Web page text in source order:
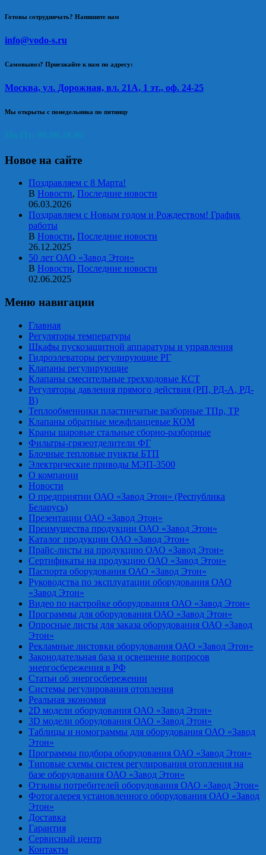
Готовы сотрудничать? Напишите нам
info@vodo-s.ru
Самовывоз? Приезжайте к нам по адресу:
Москва, ул. Дорожная, вл. 21А, 1 эт., оф. 24-25
Мы открыты с понедельника по пятницу
Новое на сайте
Поздравляем с 8 Марта!
В Новости, Последние новости
06.03.2026
Поздравляем с Новым годом и Рождеством! График
работы
В Новости, Последние новости
26.12.2025
50 лет ОАО «Завод Этон»
В Новости, Последние новости
02.06.2025
Меню навигации
Главная
Регуляторы температуры
Шкафы пускозащитной аппаратуры и управления
Гидроэлеваторы регулирующие РГ
Клапаны регулирующие
Клапаны смесительные трехходовые КСТ
Регуляторы давления прямого действия (РП, РД-А, РД-
В)
Теплообменники пластинчатые разборные ТПр, ТР
Клапаны обратные межфланцевые КОМ
Краны шаровые стальные сборно-разборные
Фильтры-грязеотделители ФГ
Блочные тепловые пункты БТП
Электрические приводы МЭП-3500
О компании
Новости
О предприятии ОАО «Завод Этон» (Республика
Беларусь)
Презентации ОАО «Завод Этон»
Преимущества продукции ОАО «Завод Этон»
Каталог продукции ОАО «Завод Этон»
Прайс-листы на продукцию ОАО «Завод Этон»
Сертификаты на продукцию ОАО «Завод Этон»
Паспорта оборудования ОАО «Завод Этон»
Руководства по эксплуатации оборудования ОАО
«Завод Этон»
Видео по настройке оборудования ОАО «Завод Этон»
Программы для оборудования ОАО «Завод Этон»
Опросные листы для заказа оборудования ОАО «Завод
Этон»
Рекламные листовки оборудования ОАО «Завод Этон»
Законодательная база и освещение вопросов
энергосбережения в РФ
Статьи об энергосбережении
Системы регулирования отопления
Реальная экономия
2D модели оборудования ОАО «Завод Этон»
3D модели оборудования ОАО «Завод Этон»
Таблицы и номограммы для оборудования ОАО «Завод
Этон»
Программы подбора оборудования ОАО «Завод Этон»
Типовые схемы систем регулирования отопления на
базе оборудования ОАО «Завод Этон»
Отзывы потребителей оборудования ОАО «Завод Этон»
Фотогалерея установленного оборудования ОАО «Завод
Этон»
Доставка
Гарантия
Сервисный центр
Контакты